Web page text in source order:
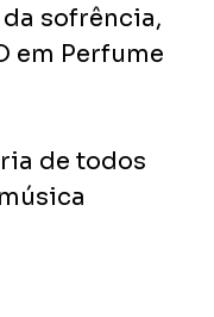
sofrência,
em Perfume
de todos